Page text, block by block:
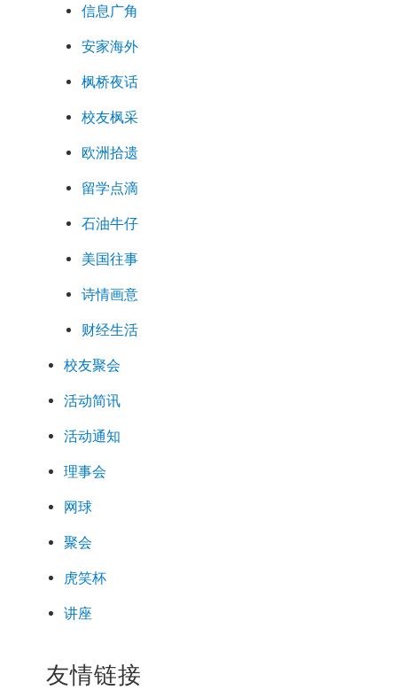
信息广角
安家海外
枫桥夜话
校友枫采
欧洲拾遗
留学点滴
石油牛仔
美国往事
诗情画意
财经生活
校友聚会
活动简讯
活动通知
理事会
网球
聚会
虎笑杯
讲座
友情链接